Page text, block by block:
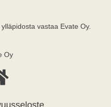
vastaa Evate Oy.
Oy